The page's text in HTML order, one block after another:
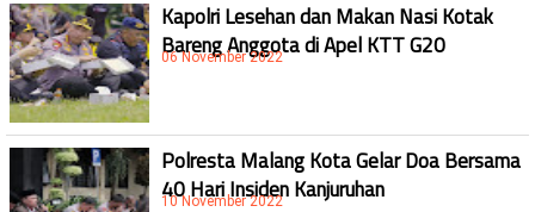
Kapolri Lesehan dan Makan Nasi Kotak
Bareng Anggota di Apel KTT G20
06 November 2022
Polresta Malang Kota Gelar Doa Bersama
40 Hari Insiden Kanjuruhan
10 November 2022